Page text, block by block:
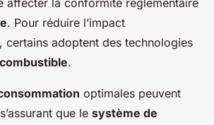
affecter la conformité réglementaire
. Pour réduire l’impact
certains adoptent des technologies
.
optimales peuvent
que le système de